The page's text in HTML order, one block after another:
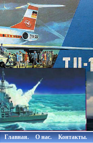
Главная. О нас. Контакты.